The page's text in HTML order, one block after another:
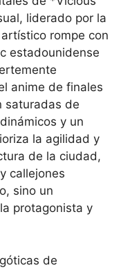
liderado por la
rompe con
estadounidense
anime de finales
saturadas de
y un
la agilidad y
de la ciudad,
callejones
sino un
protagonista y
de